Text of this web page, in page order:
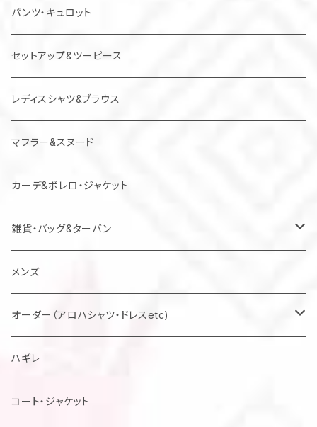
チュニック
ジャンパースカート
パンツ・キュロット
セットアップ&ツーピース
レディスシャツ&ブラウス
マフラー&スヌード
カーデ&ボレロ・ジャケット
雑貨・バッグ&ターバン
バッグ
マスク
メンズ
オーダー（アロハシャツ・ドレスetc)
メンズアロハシャツ他
レディスドレス・シャツ他
ハギレ
コート・ジャケット